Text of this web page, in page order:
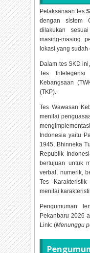
Pelaksanaan tes
dengan sistem
dilakukan
masing-masing
lokasi yang sudah
Dalam tes SKD
Tes
Kebangsaan
(TKP).
Tes Wawasan
menilai
Indonesia yaitu
1945, Bhinneka
Republik
bertujuan untuk
verbal, numerik,
Tes
menilai
Pengumuman
Pekanbaru2026
Link: (Menunggu